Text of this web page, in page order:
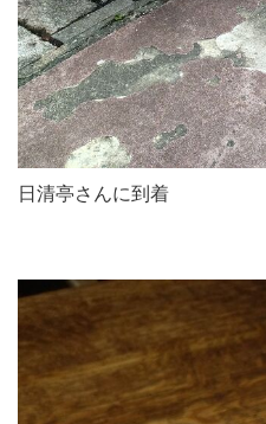
日清亭さんに到着